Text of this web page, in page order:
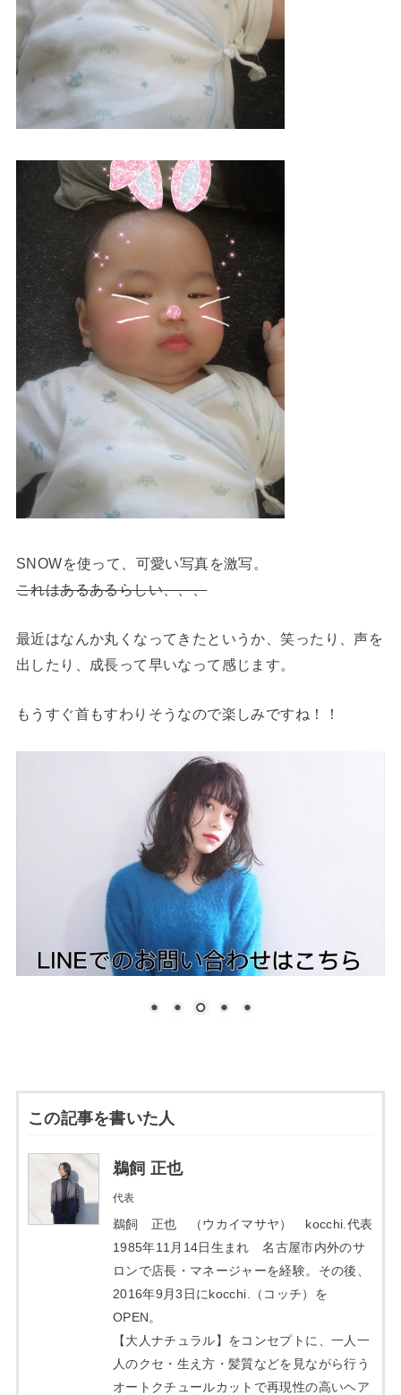
SNOWを使って、可愛い写真を激写。
これはあるあるらしい、、、
最近はなんか丸くなってきたというか、笑ったり、声を
出したり、成長って早いなって感じます。
もうすぐ首もすわりそうなので楽しみですね！！
この記事を書いた人
鵜飼 正也
代表
鵜飼 正也 （ウカイマサヤ） kocchi.代表
1985年11月14日生まれ 名古屋市内外のサ
ロンで店長・マネージャーを経験。その後、
2016年9月3日にkocchi.（コッチ）を
OPEN。
【大人ナチュラル】をコンセプトに、一人一
人のクセ・生え方・髪質などを見ながら行う
オートクチュールカットで再現性の高いヘア